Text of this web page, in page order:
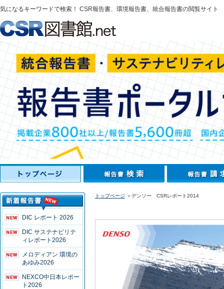
気になるキーワードで検索！ CSR報告書、環境報告書、統合報告書の閲覧サイト
DIC レポート 2026
DIC サステナビリテ
ィレポート2026
メロディアン 環境の
あゆみ2026
NEXCO中日本レポー
ト2026
トップページ ＞デンソー CSRレポート2014